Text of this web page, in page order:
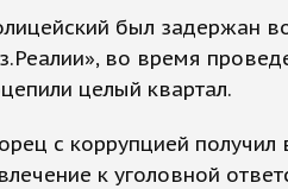
был задержан
во время
целый квартал.
с коррупцией получил
к уголовной